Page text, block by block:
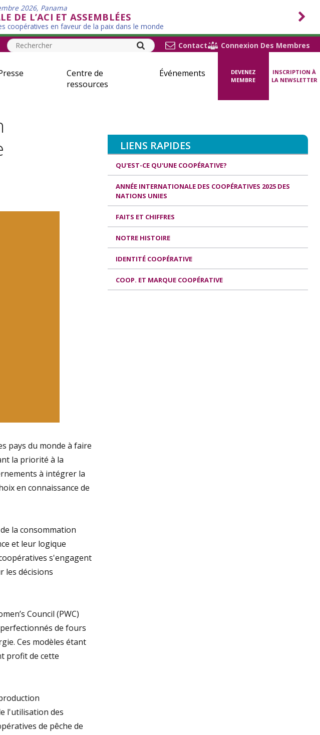
2026, Panama
DE L’ACI ET ASSEMBLÉES
coopératives en faveur de la paix dans le monde
Contact Connexion Des Membres
Centre de
ressources
Événements
DEVENEZ
MEMBRE
INSCRIPTION À
LA NEWSLETTER
pays du monde à faire
la priorité à la
à intégrer la
en connaissance de
la consommation
et leur logique
s'engagent
les décisions
Council (PWC)
de fours
Ces modèles étant
profit de cette
l'utilisation des
de pêche de
LIENS RAPIDES
QU'EST-CE QU'UNE COOPÉRATIVE?
ANNÉE INTERNATIONALE DES COOPÉRATIVES 2025 DES
NATIONS UNIES
FAITS ET CHIFFRES
NOTRE HISTOIRE
IDENTITÉ COOPÉRATIVE
COOP. ET MARQUE COOPÉRATIVE